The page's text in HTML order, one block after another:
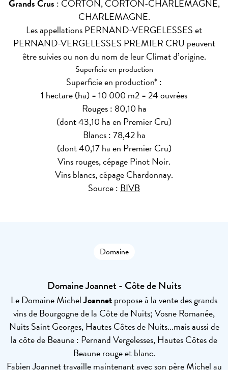
Grands Crus : CORTON, CORTON-CHARLEMAGNE,
CHARLEMAGNE.
Les appellations PERNAND-VERGELESSES et
PERNAND-VERGELESSES PREMIER CRU peuvent
être suivies ou non du nom de leur Climat d’origine.
Superficie en production
Superficie en production* :
1 hectare (ha) = 10 000 m2 = 24 ouvrées
Rouges : 80,10 ha
(dont 43,10 ha en Premier Cru)
Blancs : 78,42 ha
(dont 40,17 ha en Premier Cru)
Vins rouges, cépage Pinot Noir.
Vins blancs, cépage Chardonnay.
Source :BIVB
Domaine
Domaine Joannet - Côte de Nuits
Le Domaine MichelJoannetpropose à la vente des grands
vins de Bourgogne de la Côte de Nuits; Vosne Romanée,
Nuits Saint Georges, Hautes Côtes de Nuits...mais aussi de
la côte de Beaune : Pernand Vergelesses, Hautes Côtes de
Beaune rouge et blanc.
Fabien Joannet travaille maintenant avec son père Michel au